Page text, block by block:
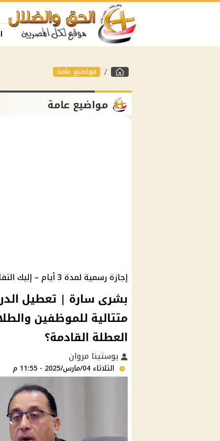
مواضيع عامة
مواضيع عامة
إجازة رسمية لمدة 3 أيام – إليك التفاصيل الكاملة
متتالية للموظفين
العطلة القادمة؟
يوستينا مروان
الثلاثاء 04/مارس/2025 - 11:55 م